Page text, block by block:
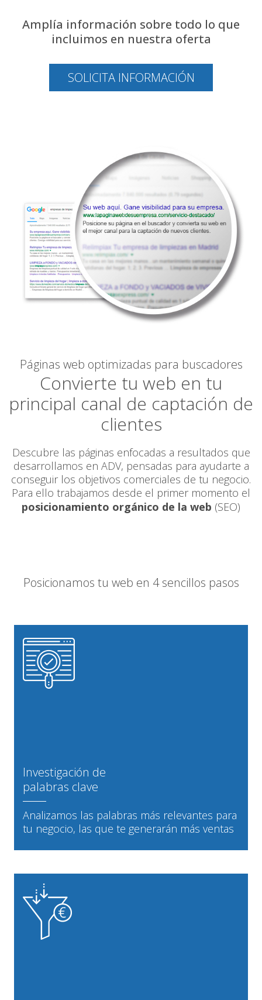
Amplía información sobre todo lo que
incluimos en nuestra oferta
SOLICITA INFORMACIÓN
Páginas web optimizadas para buscadores
Convierte tu web en tu
principal canal de captación de
clientes
Descubre las páginas enfocadas a resultados que
desarrollamos en ADV, pensadas para ayudarte a
conseguir los objetivos comerciales de tu negocio.
Para ello trabajamos desde el primer momento el
posicionamiento orgánico de la web (SEO)
Posicionamos tu web en 4 sencillos pasos
Investigación de
palabras clave
Analizamos las palabras más relevantes para
tu negocio, las que te generarán más ventas